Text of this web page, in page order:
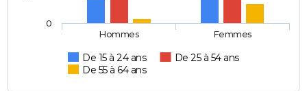
De 15 à 24 ans
De 25 à 54 ans
De 55 à 64 ans
Hommes Femmes
0